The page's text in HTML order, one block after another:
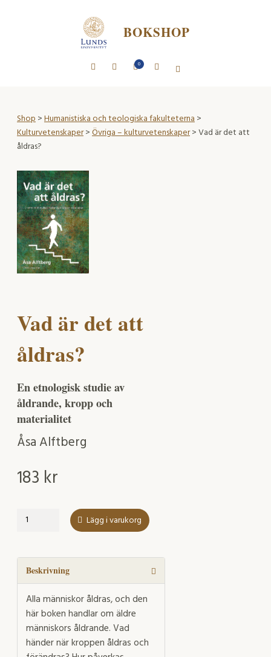
BOKSHOP
0
Shop>Humanistiska och teologiska fakulteterna>
Kulturvetenskaper>Övriga – kulturvetenskaper> Vad är det att
åldras?
Vad är det att
åldras?
En etnologisk studie av
åldrande, kropp och
materialitet
Åsa Alftberg
183 kr
Vad
att
åldras?
mängd
Lägg i varukorg
Beskrivning
Alla människor åldras, och den
här boken handlar om äldre
människors åldrande. Vad
händer när kroppen åldras och